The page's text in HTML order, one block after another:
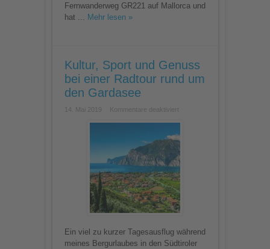
Fernwanderweg GR221 auf Mallorca und
hat ...
Mehr lesen »
Kultur, Sport und Genuss
bei einer Radtour rund um
den Gardasee
14. Mai 2019 Kommentare deaktiviertfür
Sport
Genuss
einer
Radtour
rund
um
den
Gardasee
Ein viel zu kurzer Tagesausflug während
meines Bergurlaubes in den Südtiroler